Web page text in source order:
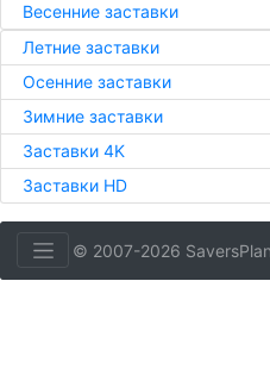
Весенние заставки
Летние заставки
Осенние заставки
Зимние заставки
Заставки 4K
Заставки HD
© 2007-2026